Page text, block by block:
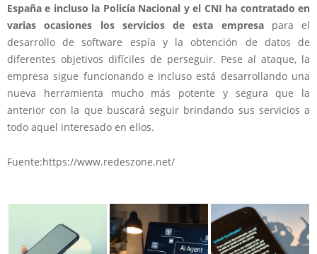
España e incluso la Policía Nacional y el CNI ha contratado en
varias ocasiones los servicios de esta empresapara el
desarrollo de software espía y la obtención de datos de
diferentes objetivos difíciles de perseguir. Pese al ataque, la
empresa sigue funcionando e incluso está desarrollando una
nueva herramienta mucho más potente y segura que la
anterior con la que buscará seguir brindando sus servicios a
todo aquel interesado en ellos.
Fuente:https://www.redeszone.net/